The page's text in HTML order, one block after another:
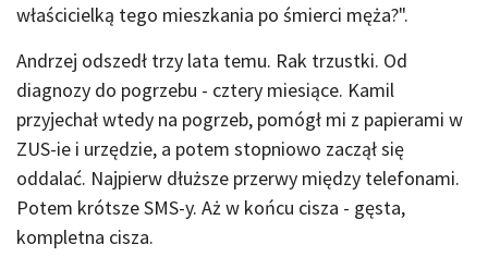
właścicielką tego mieszkania po śmierci męża?".
Andrzej odszedł trzy lata temu. Rak trzustki. Od
diagnozy do pogrzebu - cztery miesiące. Kamil
przyjechał wtedy na pogrzeb, pomógł mi z papierami w
ZUS-ie i urzędzie, a potem stopniowo zaczął się
oddalać. Najpierw dłuższe przerwy między telefonami.
Potem krótsze SMS-y. Aż w końcu cisza - gęsta,
kompletna cisza.